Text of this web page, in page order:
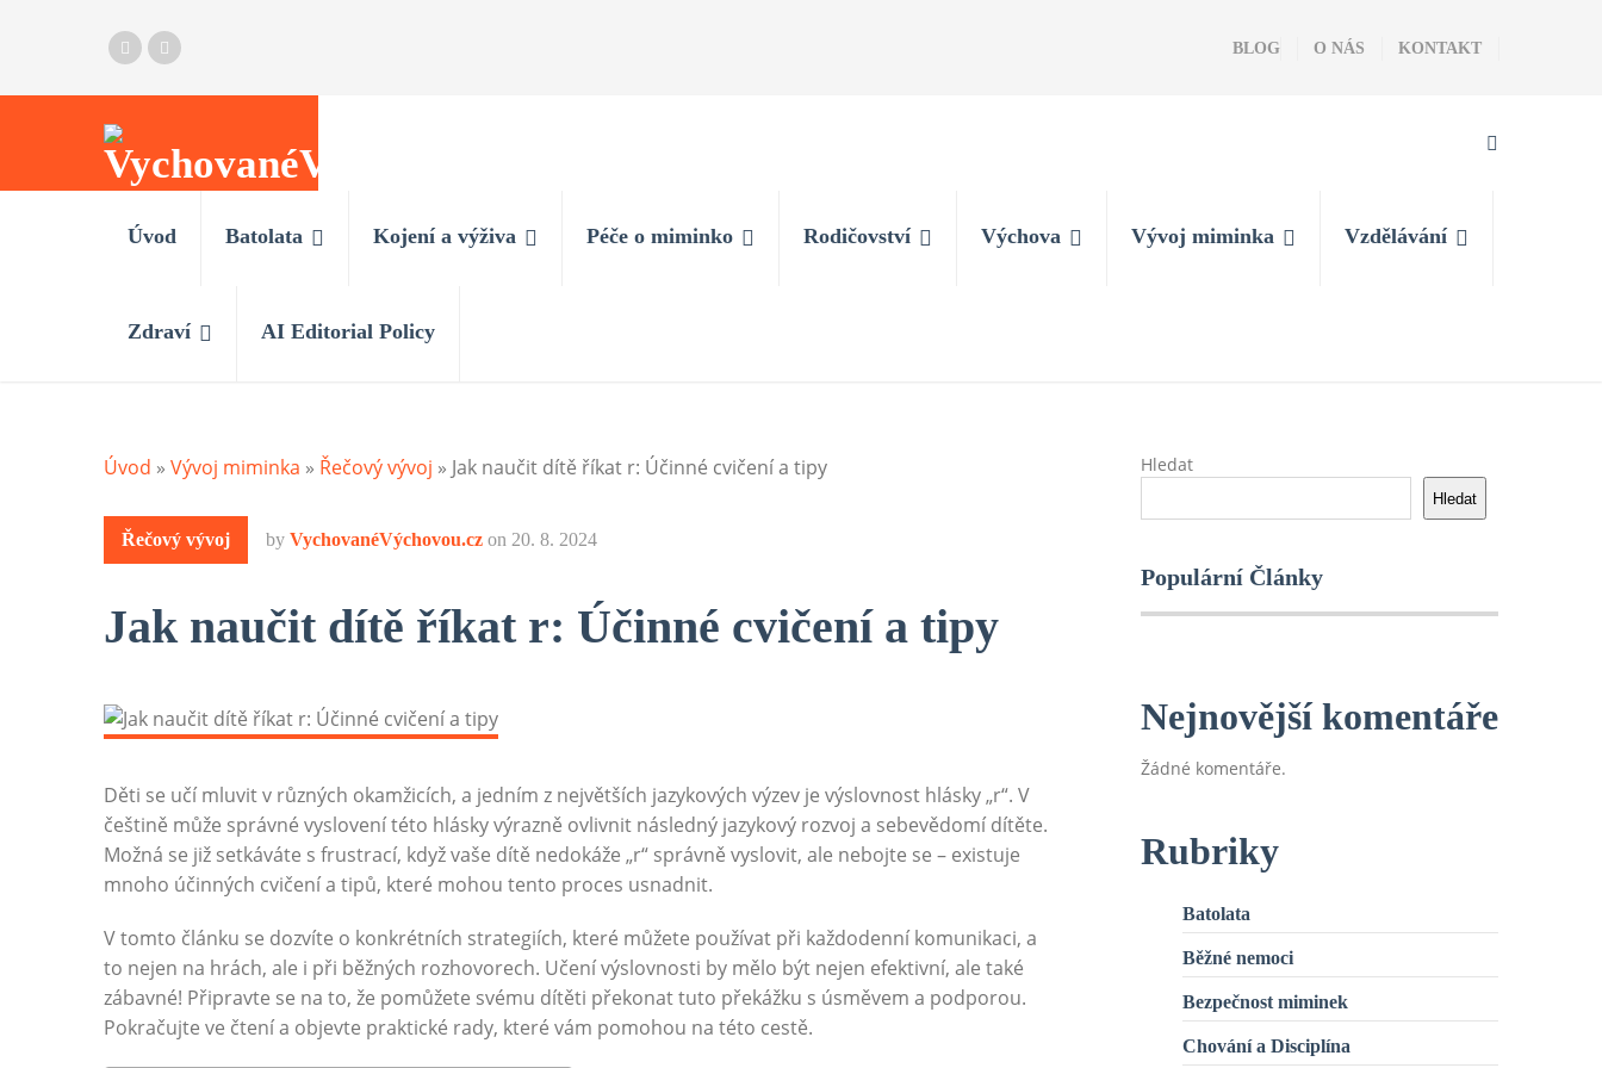
BLOG O NÁS KONTAKT
Úvod Batolata Kojení a výživa Péče o miminko Rodičovství Výchova Vývoj miminka Vzdělávání
Zdraví AI Editorial Policy
Úvod » Vývoj miminka » Řečový vývoj » Jak naučit dítě říkat r: Účinné cvičení a tipy
Řečový vývoj by VychovanéVýchovou.cz on 20. 8. 2024
Jak naučit dítě říkat r: Účinné cvičení a tipy
Děti se učí mluvit v různých okamžicích, a jedním z největších jazykových výzev je výslovnost hlásky „r“. V
češtině může správné vyslovení této hlásky výrazně ovlivnit následný jazykový rozvoj a sebevědomí dítěte.
Možná se již setkáváte s frustrací, když vaše dítě nedokáže „r“ správně vyslovit, ale nebojte se – existuje
mnoho účinných cvičení a tipů, které mohou tento proces usnadnit.
V tomto článku se dozvíte o konkrétních strategiích, které můžete používat při každodenní komunikaci, a
to nejen na hrách, ale i při běžných rozhovorech. Učení výslovnosti by mělo být nejen efektivní, ale také
zábavné! Připravte se na to, že pomůžete svému dítěti překonat tuto překážku s úsměvem a podporou.
Pokračujte ve čtení a objevte praktické rady, které vám pomohou na této cestě.
Hledat
Hledat
Populární Články
Nejnovější komentáře
Žádné komentáře.
Rubriky
Batolata
Běžné nemoci
Bezpečnost miminek
Chování a Disciplína